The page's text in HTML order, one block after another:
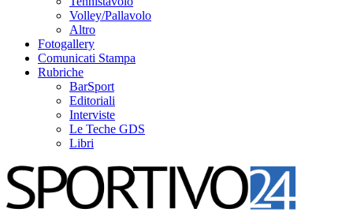
Volley/Pallavolo
Altro
Fotogallery
Comunicati Stampa
Rubriche
BarSport
Editoriali
Interviste
Le Teche GDS
Libri